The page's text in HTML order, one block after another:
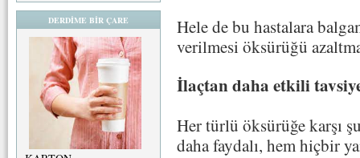
DERDİME BİR ÇARE
Hele de bu hastalara
verilmesi öksürüğü
İlaçtan daha etkili
Her türlü öksürüğe karşı
daha faydalı, hem hiçbir